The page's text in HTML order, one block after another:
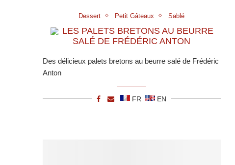
Dessert Petit Gâteaux Sablé
LES PALETS BRETONS AU BEURRE
SALÉ DE FRÉDÉRIC ANTON
Des délicieux palets bretons au beurre salé de Frédéric
Anton
FR EN